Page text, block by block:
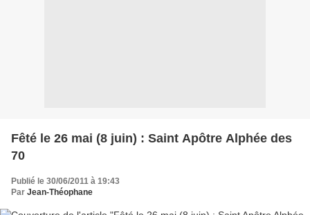
Fêté le 26 mai (8 juin) : Saint Apôtre Alphée des
70
Publié le 30/06/2011 à 19:43
Par Jean-Théophane